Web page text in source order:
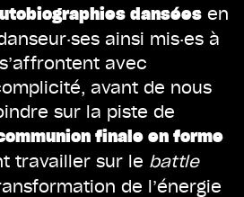
dansées en
ainsi mis·es à
avec
avant de nous
sur la piste de
finale en forme
travailler sur le battle
de l’énergie